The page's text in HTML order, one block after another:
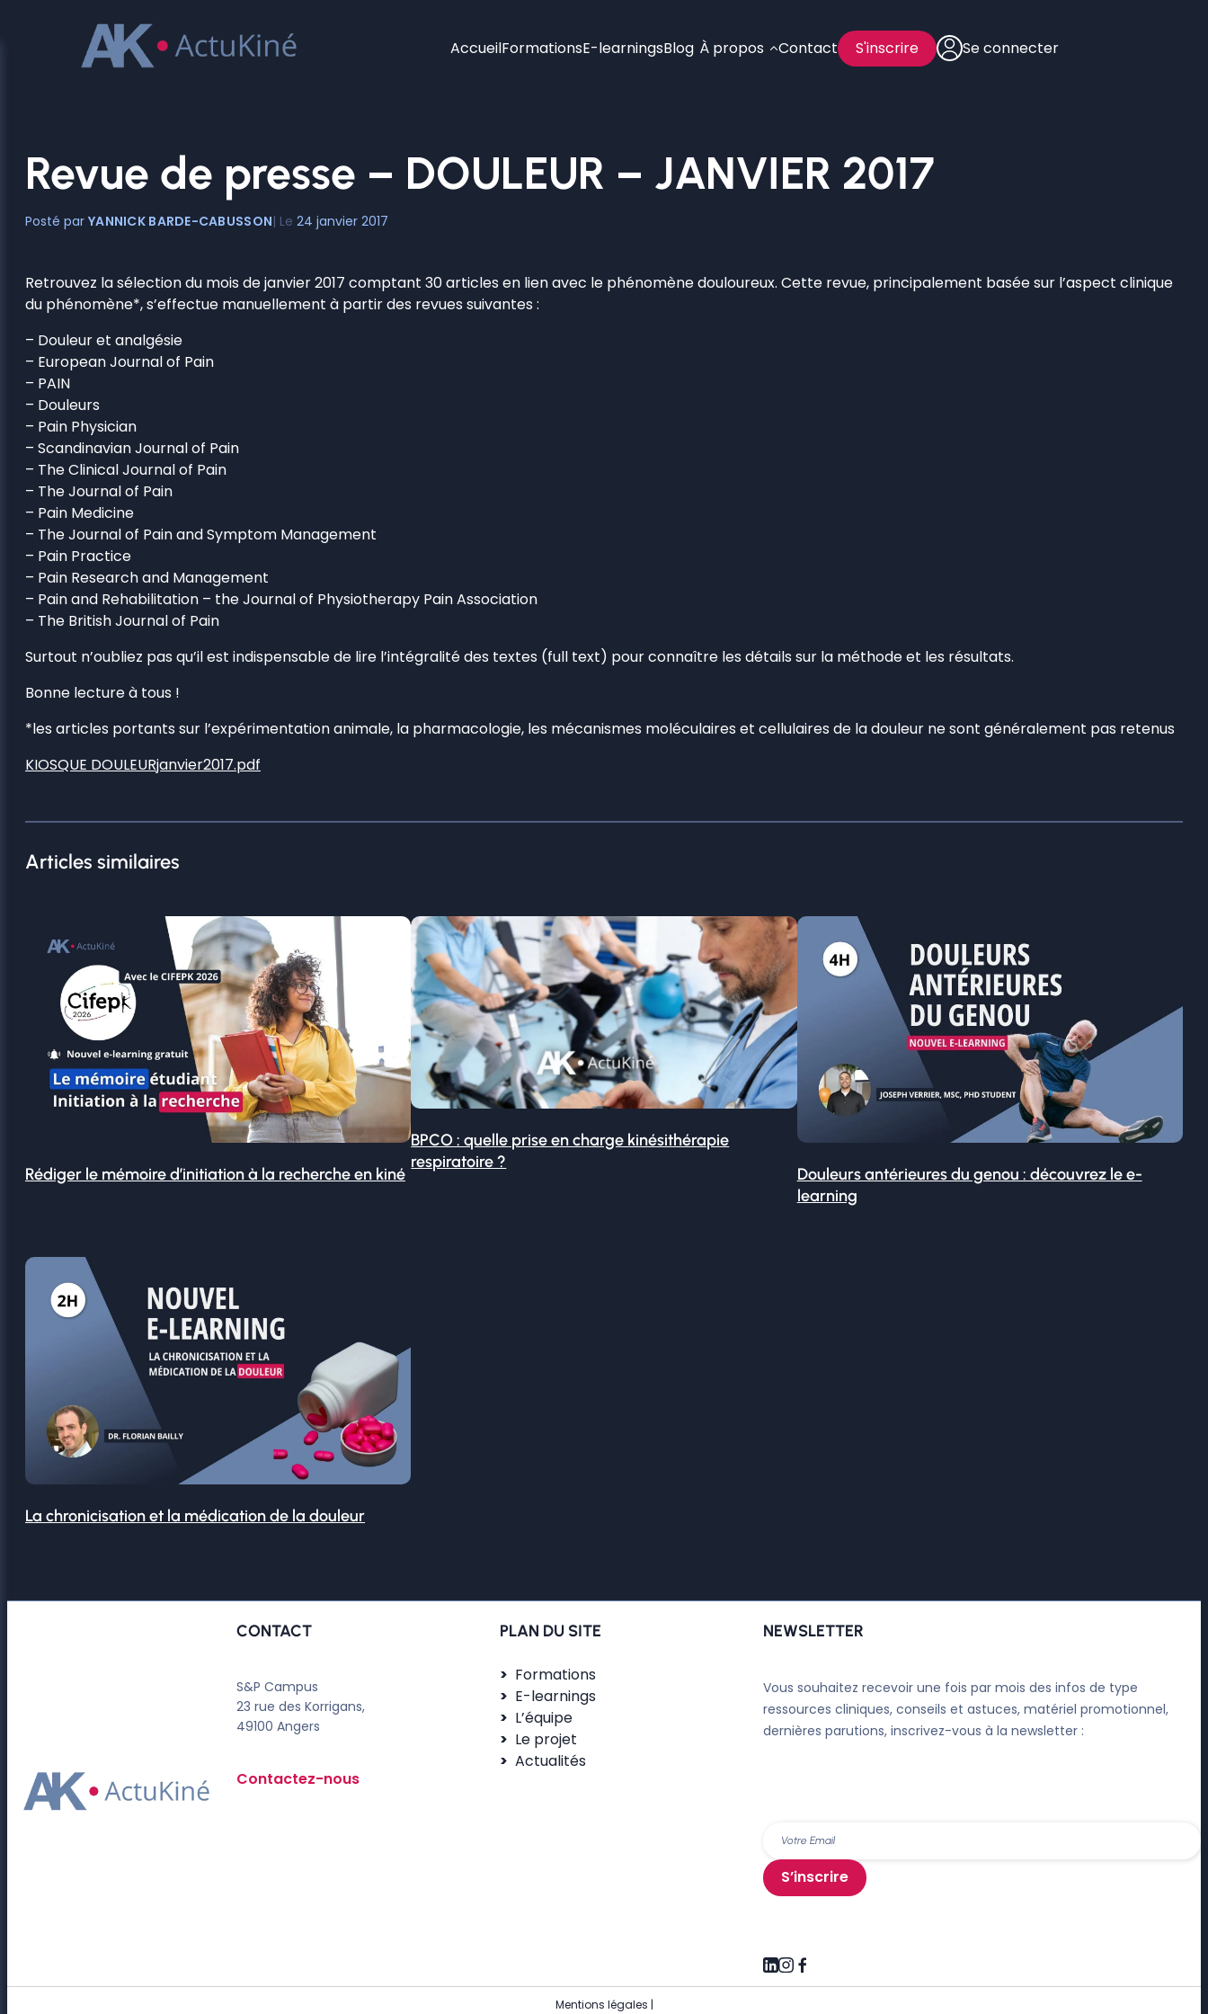
AccueilFormationsE-learningsBlog À propos Contact S'inscrire Se connecter
Revue de presse – DOULEUR – JANVIER 2017
YANNICK BARDE-CABUSSON 24 janvier 2017
Retrouvez la sélection du mois de janvier 2017 comptant 30 articles en lien avec le phénomène douloureux. Cette revue, principalement basée sur l’aspect clinique
du phénomène*, s’effectue manuellement à partir des revues suivantes :
– Douleur et analgésie
– European Journal of Pain
– PAIN
– Douleurs
– Pain Physician
– Scandinavian Journal of Pain
– The Clinical Journal of Pain
– The Journal of Pain
– Pain Medicine
– The Journal of Pain and Symptom Management
– Pain Practice
– Pain Research and Management
– Pain and Rehabilitation – the Journal of Physiotherapy Pain Association
– The British Journal of Pain
Surtout n’oubliez pas qu’il est indispensable de lire l’intégralité des textes (full text) pour connaître les détails sur la méthode et les résultats.
Bonne lecture à tous !
*les articles portants sur l’expérimentation animale, la pharmacologie, les mécanismes moléculaires et cellulaires de la douleur ne sont généralement pas retenus
KIOSQUE DOULEURjanvier2017.pdf
Articles similaires
Rédiger le mémoire d’initiation à la recherche en kiné
BPCO : quelle prise en charge kinésithérapie
respiratoire ?
Douleurs antérieures du genou : découvrez le e-
learning
La chronicisation et la médication de la douleur
CONTACT
S&P Campus
23 rue des Korrigans,
49100 Angers
Contactez-nous
PLAN DU SITE
Formations
E-learnings
L’équipe
Le projet
Actualités
NEWSLETTER
Vous souhaitez recevoir une fois par mois des infos de type
ressources cliniques, conseils et astuces, matériel promotionnel,
dernières parutions, inscrivez-vous à la newsletter :
S’inscrire
Mentions légales |